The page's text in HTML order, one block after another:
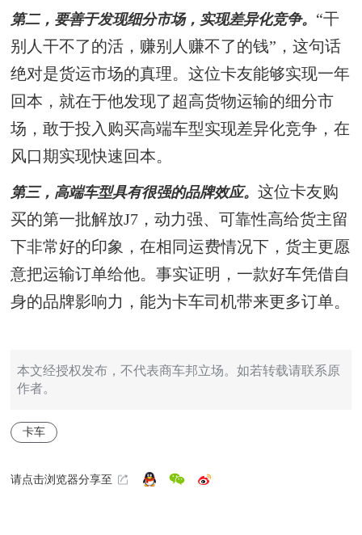
第二，要善于发现细分市场，实现差异化竞争。 “干
别人干不了的活，赚别人赚不了的钱”，这句话
绝对是货运市场的真理。这位卡友能够实现一年
回本，就在于他发现了超高货物运输的细分市
场，敢于投入购买高端车型实现差异化竞争，在
风口期实现快速回本。
第三，高端车型具有很强的品牌效应。这位卡友购
买的第一批解放J7，动力强、可靠性高给货主留
下非常好的印象，在相同运费情况下，货主更愿
意把运输订单给他。事实证明，一款好车凭借自
身的品牌影响力，能为卡车司机带来更多订单。
本文经授权发布，不代表商车邦立场。如若转载请联系原
作者。
卡车
请点击浏览器分享至